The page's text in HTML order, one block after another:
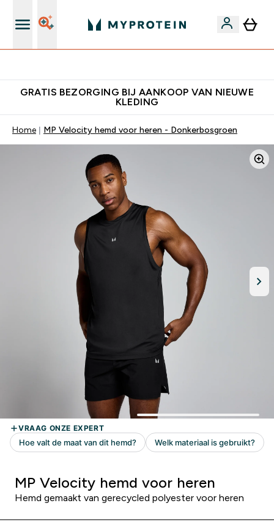
GRATIS BEZORGING BIJ AANKOOP VAN NIEUWE
KLEDING
Home MP Velocity hemd voor heren - Donkerbosgroen
MP Velocity hemd voor heren
Hemd gemaakt van gerecycled polyester voor heren